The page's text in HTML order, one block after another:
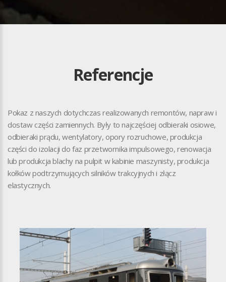
Referencje
Pokaz z naszych dotychczas realizowanych remontów, napraw i
dostaw części zamiennych. Były to najczęściej odbieraki osiowe,
odbieraki prądu, wentylatory, opory rozruchowe, produkcja
części do izolacji do faz przetwornika impulsowego, renowacja
lub produkcja blachy na pulpit w kabinie maszynisty, produkcja
kołków podtrzymujących silników trakcyjnych i złącz
elastycznych.